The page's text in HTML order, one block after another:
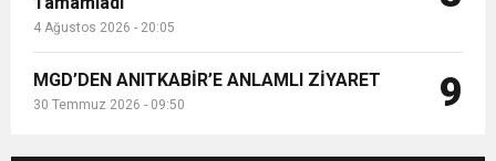
4 Ağustos 2026 - 20:05
MGD’DEN ANITKABİR’E ANLAMLI ZİYARET
30 Temmuz 2026 - 09:50 9